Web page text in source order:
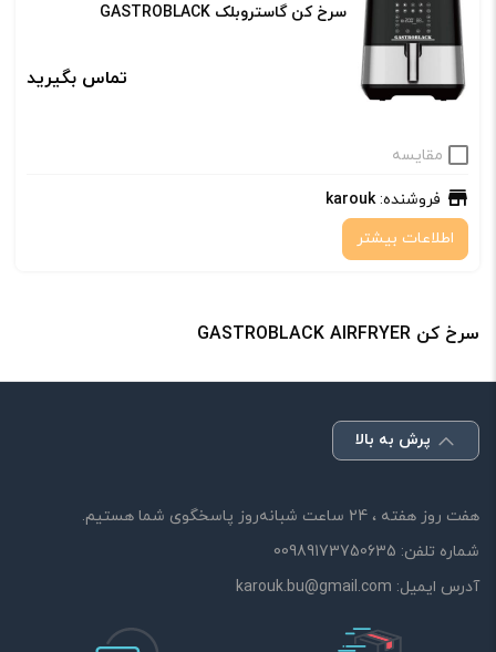
سرخ کن گاستروبلک GASTROBLACK
تماس بگیرید
مقایسه
فروشنده:karouk
اطلاعات بیشتر
سرخ کن GASTROBLACK AIRFRYER
پرش به بالا
هفت روز هفته ، 24 ساعت شبانه‌روز پاسخگوی شما هستیم.
شماره تلفن: 00989173750635
آدرس ایمیل: karouk.bu@gmail.com